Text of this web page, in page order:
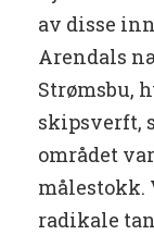
av disse
Arendals
Strømsbu,
skipsverft,
området
målestokk.
radikale